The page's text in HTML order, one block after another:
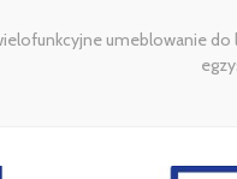
umeblowanie